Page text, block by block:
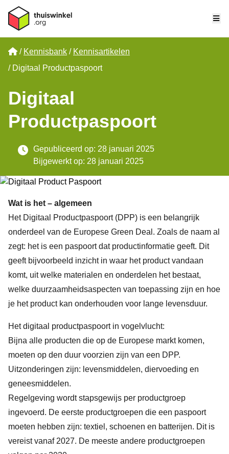
Home
Kennisbank
Kennisartikelen
Digitaal Productpaspoort
Digitaal
Productpaspoort
Gepubliceerd op: 28 januari 2025
Bijgewerkt op: 28 januari 2025
Wat is het – algemeen
Het Digitaal Productpaspoort (DPP) is een belangrijk
onderdeel van de Europese Green Deal. Zoals de naam al
zegt: het is een paspoort dat productinformatie geeft. Dit
geeft bijvoorbeeld inzicht in waar het product vandaan
komt, uit welke materialen en onderdelen het bestaat,
welke duurzaamheidsaspecten van toepassing zijn en hoe
je het product kan onderhouden voor lange levensduur.
Het digitaal productpaspoort in vogelvlucht:
Bijna alle producten die op de Europese markt komen,
moeten op den duur voorzien zijn van een DPP.
Uitzonderingen zijn: levensmiddelen, diervoeding en
geneesmiddelen.
Regelgeving wordt stapsgewijs per productgroep
ingevoerd. De eerste productgroepen die een paspoort
moeten hebben zijn: textiel, schoenen en batterijen. Dit is
vereist vanaf 2027. De meeste andere productgroepen